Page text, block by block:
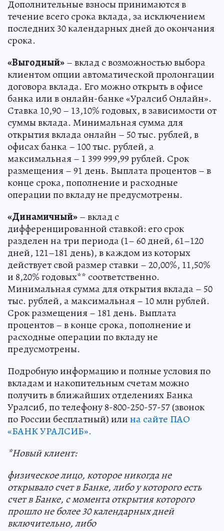
Дополнительные взносы принимаются в
течение всего срока вклада, за исключением
последних 30 календарных дней до окончания
срока.
«Выгодный»– вклад с возможностью выбора
клиентом опции автоматической пролонгации
договора вклада. Его можно открыть в офисе
банка или в онлайн-банке «Уралсиб Онлайн».
Ставка 10,90 – 13,10% годовых, в зависимости от
суммы вклада. Минимальная сумма для
открытия вклада онлайн – 50 тыс. рублей, в
офисах банка – 100 тыс. рублей, а
максимальная – 1 399 999,99 рублей. Срок
размещения – 91 день. Выплата процентов – в
конце срока, пополнение и расходные
операции по вкладу не предусмотрены.
«Динамичный»– вклад с
дифференцированной ставкой: его срок
разделен на три периода (1– 60 дней, 61–120
дней, 121–181 день), в каждом из которых
действует свой размер ставки – 20,00%, 11,50%
и 8,20% годовых** соответственно.
Минимальная сумма для открытия вклада – 50
тыс. рублей, а максимальная – 10 млн рублей.
Срок размещения – 181 день. Выплата
процентов – в конце срока, пополнение и
расходные операции по вкладу не
предусмотрены.
Подробную информацию и полные условия по
вкладам и накопительным счетам можно
получить в ближайших отделениях Банка
Уралсиб, по телефону 8-800-250-57-57 (звонок
по России бесплатный) илина сайте ПАО
«БАНК УРАЛСИБ».
*Новый клиент:
физическое лицо, которое никогда не
открывало счет в Банке, либо у которого есть
счет в Банке, с момента открытия которого
прошло не более 30 календарных дней
включительно, либо